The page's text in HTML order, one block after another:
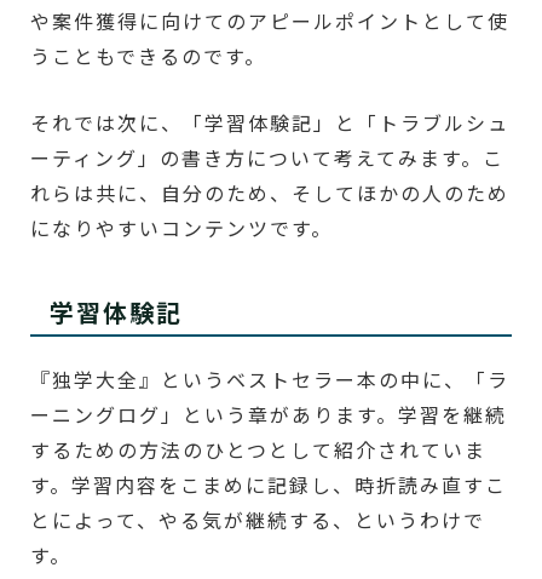
や案件獲得に向けてのアピールポイントとして使
うこともできるのです。
それでは次に、「学習体験記」と「トラブルシュ
ーティング」の書き方について考えてみます。こ
れらは共に、自分のため、そしてほかの人のため
になりやすいコンテンツです。
学習体験記
『独学大全』というベストセラー本の中に、「ラ
ーニングログ」という章があります。学習を継続
するための方法のひとつとして紹介されていま
す。学習内容をこまめに記録し、時折読み直すこ
とによって、やる気が継続する、というわけで
す。